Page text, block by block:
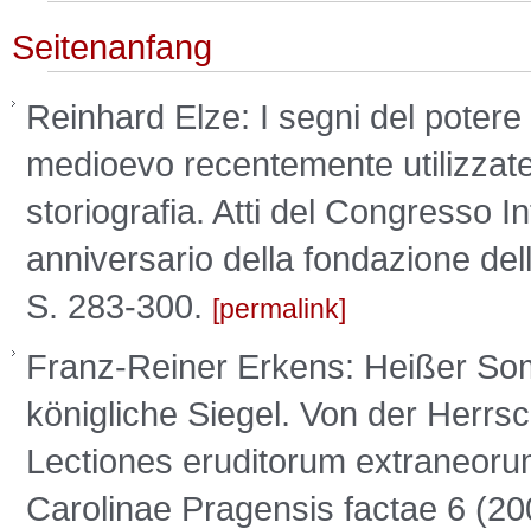
Seitenanfang
Reinhard Elze: I segni del
medioevo recentemente
storiografia. Atti del Congresso
anniversario della fondazione
S. 283-300.
permalink
Franz-Reiner Erkens: Heißer
königliche Siegel. Von der
Lectiones eruditorum
Carolinae Pragensis factae 6